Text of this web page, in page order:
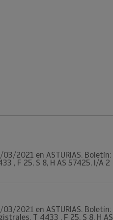
2021 en ASTURIAS. Boletín:
, F 25, S 8, H AS 57425, I/A 2
2021 en ASTURIAS. Boletín:
T 4433 , F 25, S 8, H AS